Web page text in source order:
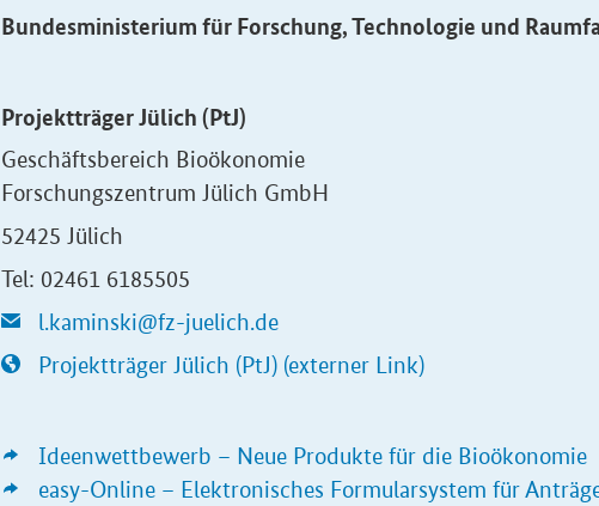
Bundesministerium für Forschung, Technologie und
Projektträger Jülich (PtJ)
Geschäftsbereich Bioökonomie
Forschungszentrum Jülich GmbH
52425 Jülich
Tel: 02461 6185505
l.kaminski@fz-juelich.de
Projektträger Jülich (PtJ) (externer Link)
Ideenwettbewerb – Neue Produkte für die Bioökonomie
easy-Online – Elektronisches Formularsystem für